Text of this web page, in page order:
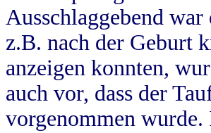
Ausschlaggebend
z.B. nach der Geburt
anzeigen konnten,
auch vor, dass der
vorgenommen